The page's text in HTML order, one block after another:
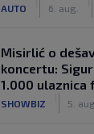
AUTO 6. aug.
Misirlić o
koncertu:
1.000 ulaznica
SHOWBIZ 5. aug.